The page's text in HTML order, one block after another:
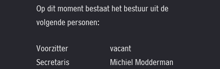
Op dit moment bestaat het bestuur uit de
volgende personen:
Voorzitter
vacant
Secretaris
Michiel Modderman